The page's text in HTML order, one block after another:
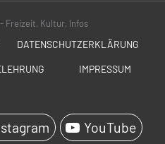
Freizeit, Kultur, Infos
DATENSCHUTZERKLÄRUNG
IMPRESSUM
YouTube